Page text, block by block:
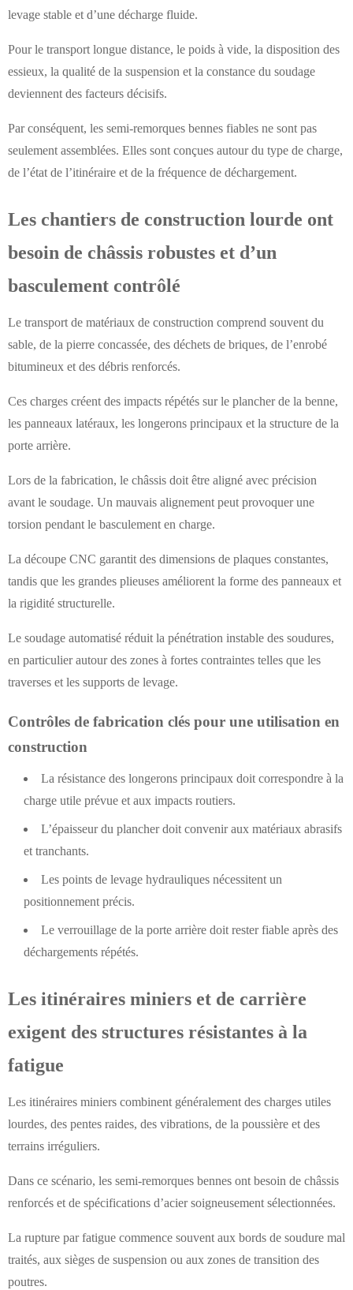
levage stable et d’une décharge fluide.
Pour le transport longue distance, le poids à vide, la disposition des
essieux, la qualité de la suspension et la constance du soudage
deviennent des facteurs décisifs.
Par conséquent, les semi-remorques bennes fiables ne sont pas
seulement assemblées. Elles sont conçues autour du type de charge,
de l’état de l’itinéraire et de la fréquence de déchargement.
Les chantiers de construction lourde ont
besoin de châssis robustes et d’un
basculement contrôlé
Le transport de matériaux de construction comprend souvent du
sable, de la pierre concassée, des déchets de briques, de l’enrobé
bitumineux et des débris renforcés.
Ces charges créent des impacts répétés sur le plancher de la benne,
les panneaux latéraux, les longerons principaux et la structure de la
porte arrière.
Lors de la fabrication, le châssis doit être aligné avec précision
avant le soudage. Un mauvais alignement peut provoquer une
torsion pendant le basculement en charge.
La découpe CNC garantit des dimensions de plaques constantes,
tandis que les grandes plieuses améliorent la forme des panneaux et
la rigidité structurelle.
Le soudage automatisé réduit la pénétration instable des soudures,
en particulier autour des zones à fortes contraintes telles que les
traverses et les supports de levage.
Contrôles de fabrication clés pour une utilisation en
construction
La résistance des longerons principaux doit correspondre à la
charge utile prévue et aux impacts routiers.
L’épaisseur du plancher doit convenir aux matériaux abrasifs
et tranchants.
Les points de levage hydrauliques nécessitent un
positionnement précis.
Le verrouillage de la porte arrière doit rester fiable après des
déchargements répétés.
Les itinéraires miniers et de carrière
exigent des structures résistantes à la
fatigue
Les itinéraires miniers combinent généralement des charges utiles
lourdes, des pentes raides, des vibrations, de la poussière et des
terrains irréguliers.
Dans ce scénario, les semi-remorques bennes ont besoin de châssis
renforcés et de spécifications d’acier soigneusement sélectionnées.
La rupture par fatigue commence souvent aux bords de soudure mal
traités, aux sièges de suspension ou aux zones de transition des
poutres.